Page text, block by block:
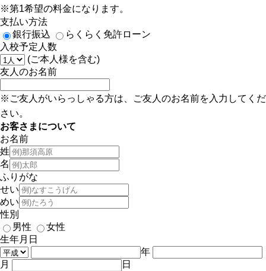
※第1希望の料金になります。
支払い方法
銀行振込
らくらく免許ローン
入校予定人数
(ご本人様を含む)
友人のお名前
※ご友人がいらっしゃる方は、ご友人のお名前を入力してくだ
さい。
お客さまについて
お名前
姓
名
ふりがな
せい
めい
性別
男性
女性
生年月日
年
月
日